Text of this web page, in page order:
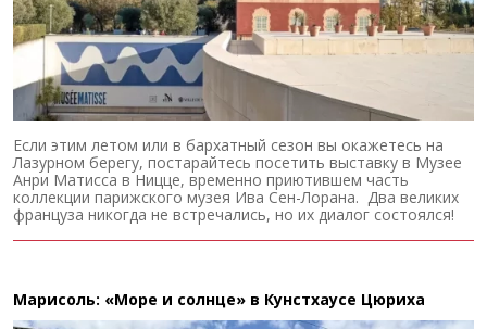
Если этим летом или в бархатный сезон вы окажетесь на
Лазурном берегу, постарайтесь посетить выставку в Музее
Анри Матисса в Ницце, временно приютившем часть
коллекции парижского музея Ива Сен-Лорана. Два великих
француза никогда не встречались, но их диалог состоялся!
Марисоль: «Море и солнце» в Кунстхаусе Цюриха